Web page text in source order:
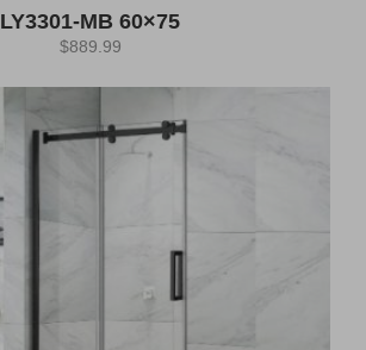
LY3301-MB 60×75
$889.99